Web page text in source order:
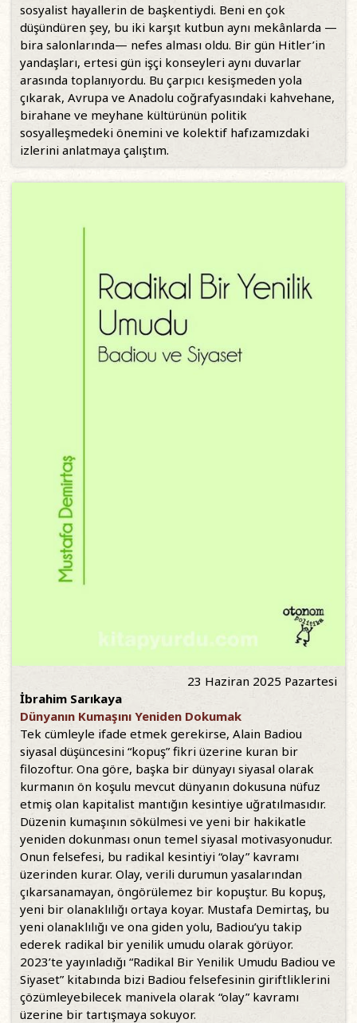
sosyalist hayallerin de başkentiydi. Beni en çok
düşündüren şey, bu iki karşıt kutbun aynı mekânlarda —
bira salonlarında— nefes alması oldu. Bir gün Hitler’in
yandaşları, ertesi gün işçi konseyleri aynı duvarlar
arasında toplanıyordu. Bu çarpıcı kesişmeden yola
çıkarak, Avrupa ve Anadolu coğrafyasındaki kahvehane,
birahane ve meyhane kültürünün politik
sosyalleşmedeki önemini ve kolektif hafızamızdaki
izlerini anlatmaya çalıştım.
23 Haziran 2025 Pazartesi
İbrahim Sarıkaya
Dünyanın Kumaşını Yeniden Dokumak
Tek cümleyle ifade etmek gerekirse, Alain Badiou
siyasal düşüncesini “kopuş” fikri üzerine kuran bir
filozoftur. Ona göre, başka bir dünyayı siyasal olarak
kurmanın ön koşulu mevcut dünyanın dokusuna nüfuz
etmiş olan kapitalist mantığın kesintiye uğratılmasıdır.
Düzenin kumaşının sökülmesi ve yeni bir hakikatle
yeniden dokunması onun temel siyasal motivasyonudur.
Onun felsefesi, bu radikal kesintiyi “olay” kavramı
üzerinden kurar. Olay, verili durumun yasalarından
çıkarsanamayan, öngörülemez bir kopuştur. Bu kopuş,
yeni bir olanaklılığı ortaya koyar. Mustafa Demirtaş, bu
yeni olanaklılığı ve ona giden yolu, Badiou’yu takip
ederek radikal bir yenilik umudu olarak görüyor.
2023’te yayınladığı “Radikal Bir Yenilik Umudu Badiou ve
Siyaset” kitabında bizi Badiou felsefesinin giriftliklerini
çözümleyebilecek manivela olarak “olay” kavramı
üzerine bir tartışmaya sokuyor.